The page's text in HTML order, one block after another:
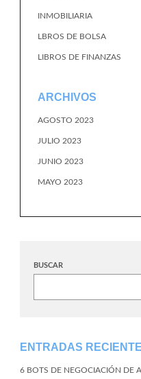
INMOBILIARIA
LBROS DE BOLSA
LIBROS DE FINANZAS
ARCHIVOS
AGOSTO 2023
JULIO 2023
JUNIO 2023
MAYO 2023
BUSCAR
ENTRADAS
6 BOTS DE NEGOCIACIÓN DE